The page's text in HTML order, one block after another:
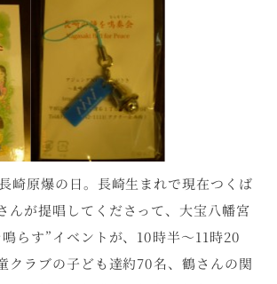
崎原爆の日。長崎生まれで現在つくば
んが提唱してくださって、大宝八幡宮
らす”イベントが、10時半～11時20
クラブの子ども達約70名、鶴さんの関